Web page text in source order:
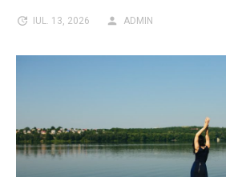
IUL. 13, 2026 ADMIN